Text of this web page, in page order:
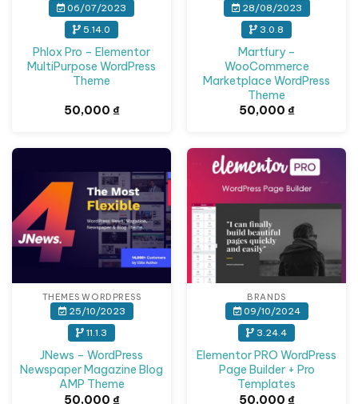
06/07/2023
5.14.0
Phlox Pro – Elementor
MultiPurpose WordPress
Theme
50,000 ₫
28/08/2023
3.0.8
Martfury –
WooCommerce
Marketplace WordPress
Theme
50,000 ₫
THEMES WORDPRESS
25/10/2023
11.1.3
JNews – WordPress
Newspaper Magazine Blog
AMP Theme
50,000 ₫
BRANDS
09/10/2024
3.24.4
Elementor PRO WordPress
Page Builder + Pro
Templates
50,000 ₫